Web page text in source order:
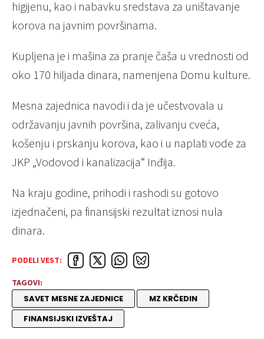
higijenu, kao i nabavku sredstava za uništavanje
korova na javnim površinama.
Kupljena je i mašina za pranje čaša u vrednosti od
oko 170 hiljada dinara, namenjena Domu kulture.
Mesna zajednica navodi i da je učestvovala u
održavanju javnih površina, zalivanju cveća,
košenju i prskanju korova, kao i u naplati vode za
JKP „Vodovod i kanalizacija“ Inđija.
Na kraju godine, prihodi i rashodi su gotovo
izjednačeni, pa finansijski rezultat iznosi nula
dinara.
PODELI VEST:
TAGOVI:
SAVET MESNE ZAJEDNICE
MZ KRČEDIN
FINANSIJSKI IZVEŠTAJ